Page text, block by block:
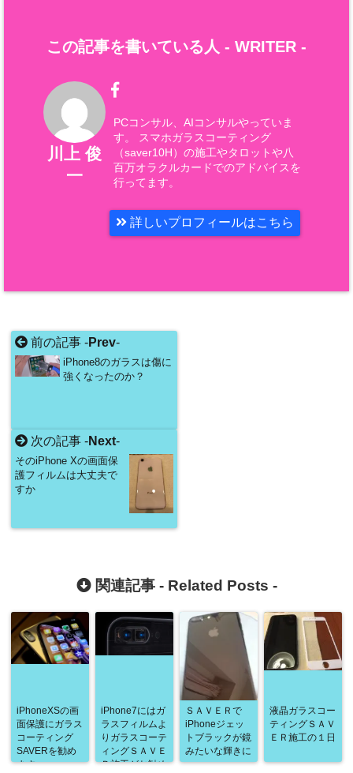
この記事を書いている人 - WRITER -
川上 俊
一
PCコンサル、AIコンサルやっていま
す。 スマホガラスコーティング
（saver10H）の施工やタロットや八
百万オラクルカードでのアドバイスを
行ってます。
詳しいプロフィールはこちら
前の記事 -Prev-
iPhone8のガラスは傷に
強くなったのか？
次の記事 -Next-
そのiPhone Xの画面保
護フィルムは大丈夫で
すか
関連記事 - Related Posts -
iPhoneXSの画
面保護にガラス
コーティング
SAVERを勧め
ます
iPhone7にはガ
ラスフィルムよ
りガラスコーテ
ィングＳＡＶＥ
Ｒ施工がお勧め
ＳＡＶＥＲで
iPhoneジェッ
トブラックが鏡
みたいな輝きに
液晶ガラスコー
ティングＳＡＶ
ＥＲ施工の１日